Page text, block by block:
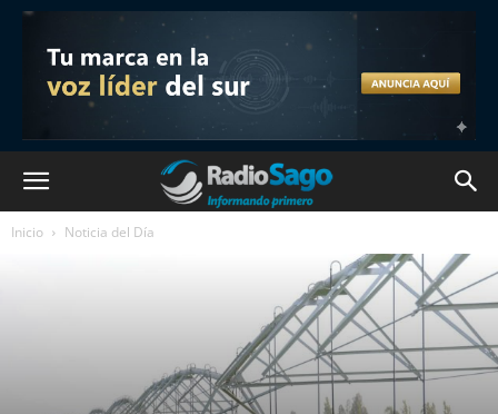
Inicio Noticia del Día